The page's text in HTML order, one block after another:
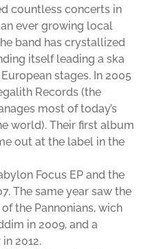
countless concerts in
ever growing local
band has crystallized
itself leading a ska
stages. In 2005
Records (the
most of today’s
world). Their first album
out at the label in the
Focus EP and the
The same year saw the
the Pannonians, wich
in 2009, and a
2012.